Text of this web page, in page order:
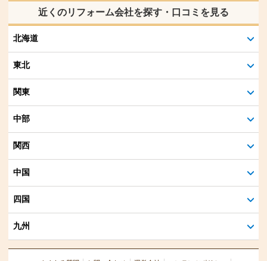
近くのリフォーム会社を探す・口コミを見る
北海道
東北
関東
中部
関西
中国
四国
九州